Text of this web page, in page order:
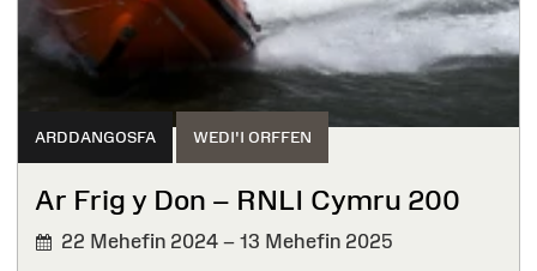
ARDDANGOSFA WEDI'I ORFFEN
Ar Frig y Don – RNLI Cymru 200
22 Mehefin 2024 – 13 Mehefin 2025
WEDI'I